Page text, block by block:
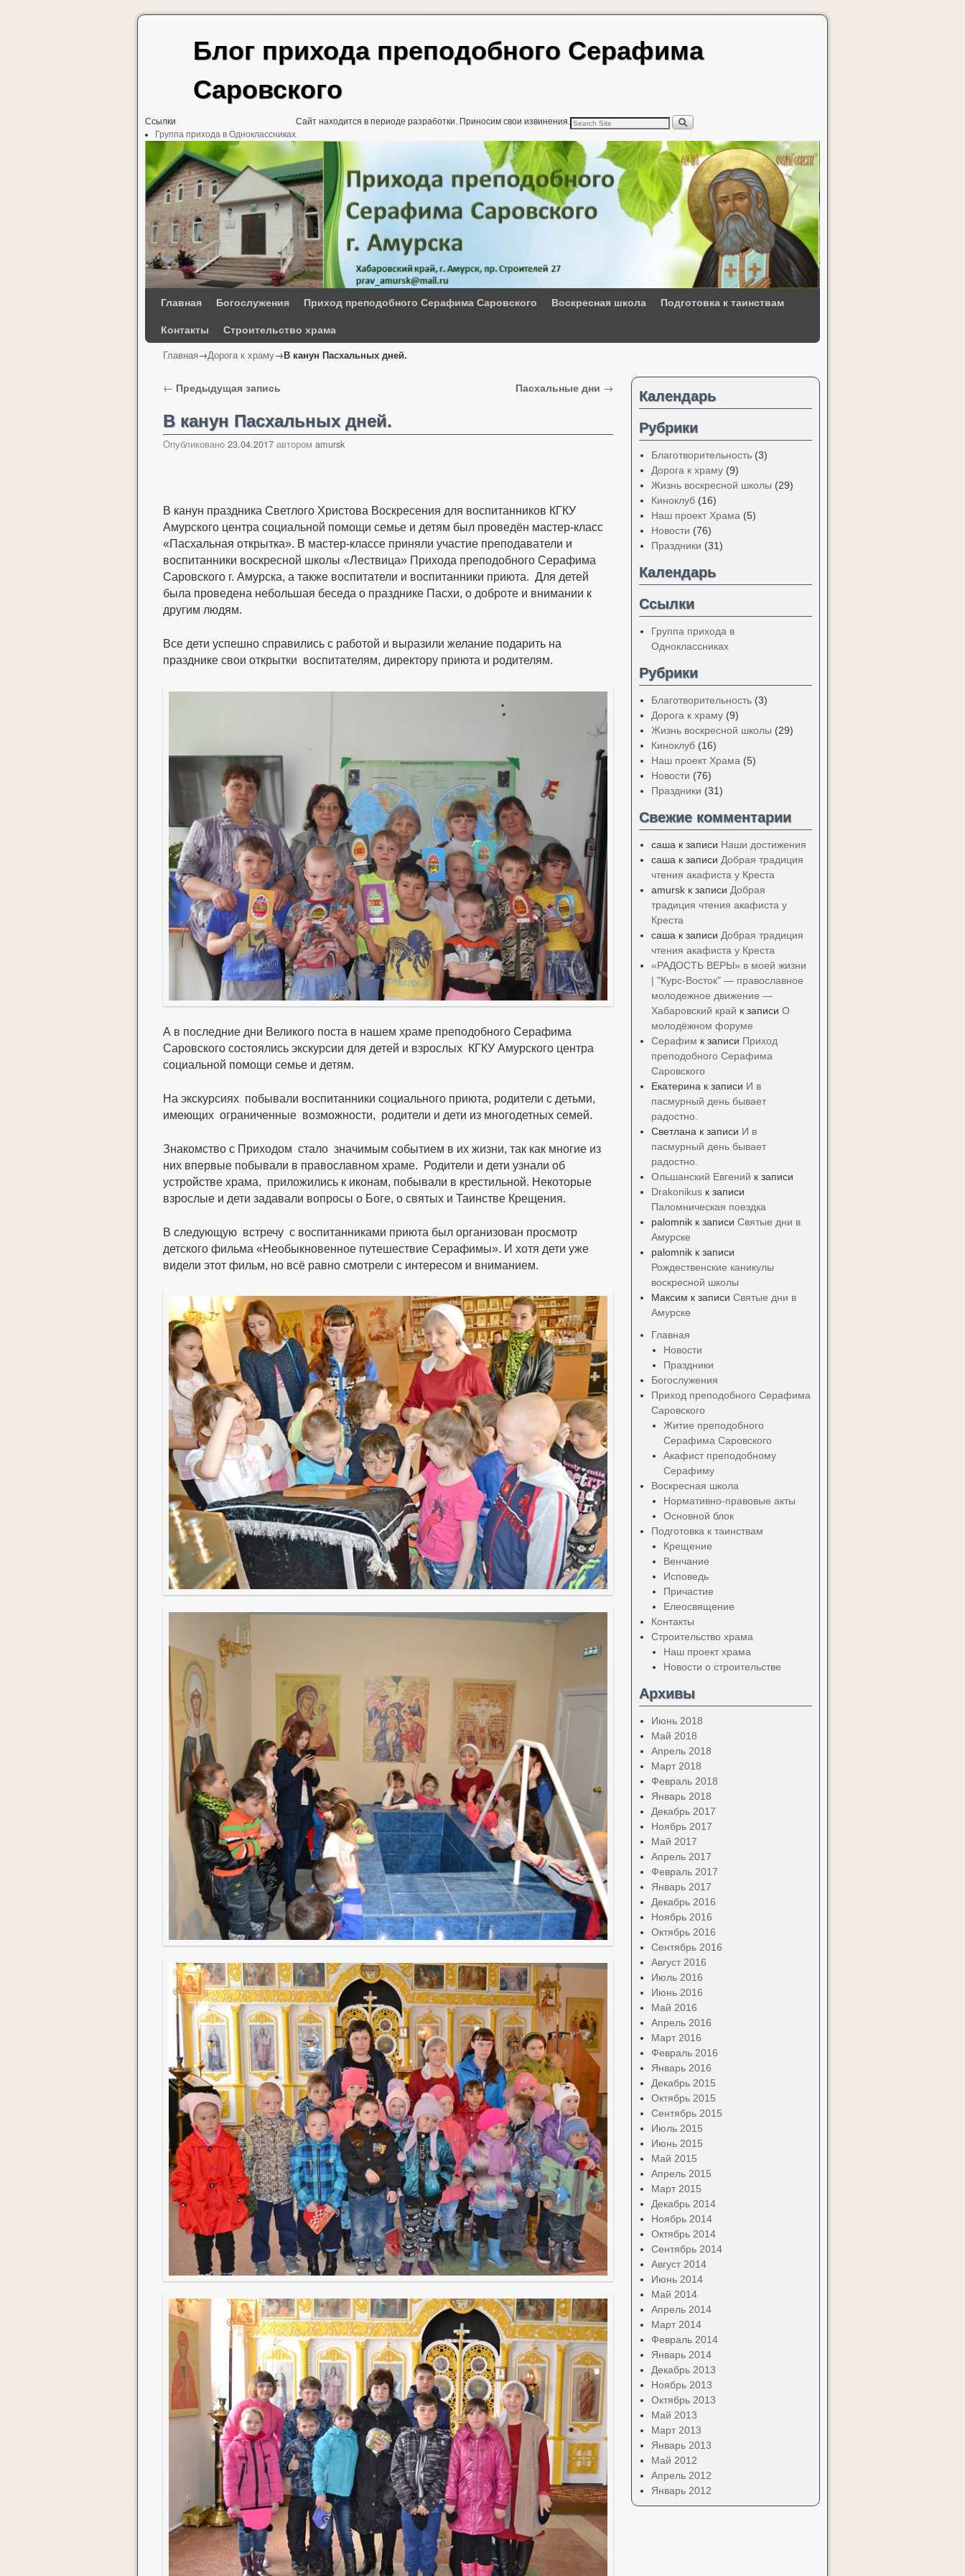
Блог прихода преподобного Серафима
Саровского
Ссылки
Группа прихода в Одноклассниках
Сайт находится в периоде разработки. Приносим свои извинения.
Главная Богослужения Приход преподобного Серафима Саровского Воскресная школа
Подготовка к таинствам
Контакты
Строительство храма
Главная→Дорога к храму→В канун Пасхальных дней.
Навигация по записям
← Предыдущая запись Пасхальные дни →
В канун Пасхальных дней.
Опубликовано 23.04.2017 автором amursk
В канун праздника Светлого Христова Воскресения для воспитанников КГКУ
Амурского центра социальной помощи семье и детям был проведён мастер-класс
«Пасхальная открытка». В мастер-классе приняли участие преподаватели и
воспитанники воскресной школы «Лествица» Прихода преподобного Серафима
Саровского г. Амурска, а также воспитатели и воспитанники приюта. Для детей
была проведена небольшая беседа о празднике Пасхи, о доброте и внимании к
другим людям.
Все дети успешно справились с работой и выразили желание подарить на
празднике свои открытки воспитателям, директору приюта и родителям.
А в последние дни Великого поста в нашем храме преподобного Серафима
Саровского состоялись экскурсии для детей и взрослых КГКУ Амурского центра
социальной помощи семье и детям.
На экскурсиях побывали воспитанники социального приюта, родители с детьми,
имеющих ограниченные возможности, родители и дети из многодетных семей.
Знакомство с Приходом стало значимым событием в их жизни, так как многие из
них впервые побывали в православном храме. Родители и дети узнали об
устройстве храма, приложились к иконам, побывали в крестильной. Некоторые
взрослые и дети задавали вопросы о Боге, о святых и Таинстве Крещения.
В следующую встречу с воспитанниками приюта был организован просмотр
детского фильма «Необыкновенное путешествие Серафимы». И хотя дети уже
видели этот фильм, но всё равно смотрели с интересом и вниманием.
Календарь
Рубрики
Благотворительность (3)
Дорога к храму (9)
Жизнь воскресной школы (29)
Киноклуб (16)
Наш проект Храма (5)
Новости (76)
Праздники (31)
Календарь
Ссылки
Группа прихода в
Одноклассниках
Рубрики
Благотворительность (3)
Дорога к храму (9)
Жизнь воскресной школы (29)
Киноклуб (16)
Наш проект Храма (5)
Новости (76)
Праздники (31)
Свежие комментарии
саша к записи Наши достижения
саша к записи Добрая традиция
чтения акафиста у Креста
amursk к записи Добрая
традиция чтения акафиста у
Креста
саша к записи Добрая традиция
чтения акафиста у Креста
«РАДОСТЬ ВЕРЫ» в моей жизни
| "Курс-Восток" — православное
молодежное движение —
Хабаровский край к записиО
молодёжном форуме
Серафим к записи Приход
преподобного Серафима
Саровского
Екатерина к записи И в
пасмурный день бывает
радостно.
Светлана к записи И в
пасмурный день бывает
радостно.
Ольшанский Евгений к записи
Drakonikus к записи
Паломническая поездка
palomnik к записиСвятые дни в
Амурске
palomnik к записи
Рождественские каникулы
воскресной школы
Максим к записиСвятые дни в
Амурске
Главная
Новости
Праздники
Богослужения
Приход преподобного Серафима
Саровского
Житие преподобного
Серафима Саровского
Акафист преподобному
Серафиму
Воскресная школа
Нормативно-правовые акты
Основной блок
Подготовка к таинствам
Крещение
Венчание
Исповедь
Причастие
Елеосвящение
Контакты
Строительство храма
Наш проект храма
Новости о строительстве
Архивы
Июнь 2018
Май 2018
Апрель 2018
Март 2018
Февраль 2018
Январь 2018
Декабрь 2017
Ноябрь 2017
Май 2017
Апрель 2017
Февраль 2017
Январь 2017
Декабрь 2016
Ноябрь 2016
Октябрь 2016
Сентябрь 2016
Август 2016
Июль 2016
Июнь 2016
Май 2016
Апрель 2016
Март 2016
Февраль 2016
Январь 2016
Декабрь 2015
Октябрь 2015
Сентябрь 2015
Июль 2015
Июнь 2015
Май 2015
Апрель 2015
Март 2015
Декабрь 2014
Ноябрь 2014
Октябрь 2014
Сентябрь 2014
Август 2014
Июнь 2014
Май 2014
Апрель 2014
Март 2014
Февраль 2014
Январь 2014
Декабрь 2013
Ноябрь 2013
Октябрь 2013
Май 2013
Март 2013
Январь 2013
Май 2012
Апрель 2012
Январь 2012